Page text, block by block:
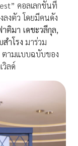
คอลเลกชันที่
ลงตัว โดยมีคนดัง
ติมา เดชะวลีกุล,
ำโรง มาร่วม
ตามแบบฉบับของ
ลด์